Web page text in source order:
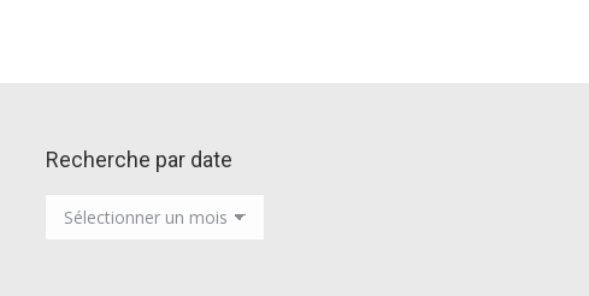
Recherche par date
Recherche